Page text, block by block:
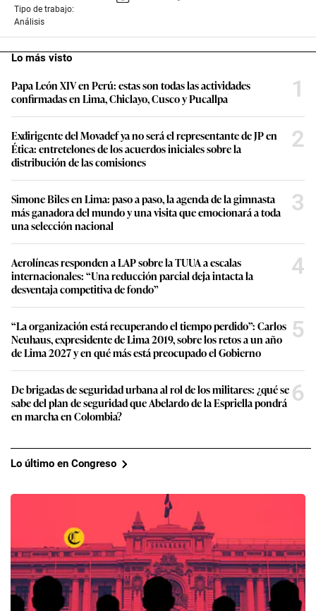
Tipo de trabajo:
Análisis
Lo más visto
Papa León XIV en Perú: estas son todas las actividades
confirmadas en Lima, Chiclayo, Cusco y Pucallpa
1
Exdirigente del Movadef ya no será el representante de JP en
Ética: entretelones de los acuerdos iniciales sobre la
distribución de las comisiones
2
Simone Biles en Lima: paso a paso, la agenda de la gimnasta
más ganadora del mundo y una visita que emocionará a toda
una selección nacional
3
Aerolíneas responden a LAP sobre la TUUA a escalas
internacionales: “Una reducción parcial deja intacta la
desventaja competitiva de fondo”
4
“La organización está recuperando el tiempo perdido”: Carlos
Neuhaus, expresidente de Lima 2019, sobre los retos a un año
de Lima 2027 y en qué más está preocupado el Gobierno
5
De brigadas de seguridad urbana al rol de los militares: ¿qué se
sabe del plan de seguridad que Abelardo de la Espriella pondrá
en marcha en Colombia?
6
Lo último en Congreso